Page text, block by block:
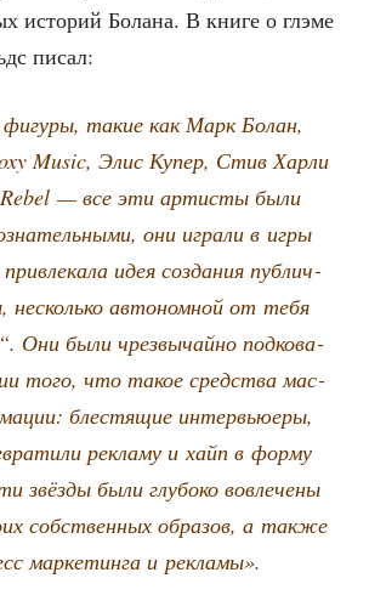
исто­рий Бола­на. В кни­ге о глэме
писал:
такие как Марк Болан,
Music, Элис Купер, Стив Хар­ли
Rebel — все эти арти­сты были
они игра­ли в игры
идея созда­ния пуб­лич­
несколь­ко авто­ном­ной от тебя
Они были чрез­вы­чай­но под­ко­ва­
того, что такое сред­ства мас­
бле­стя­щие интер­вью­е­ры,
рекла­му и хайп в фор­му
звёз­ды были глу­бо­ко вовле­че­ны
соб­ствен­ных обра­зов, а так­же
мар­ке­тин­га и рекламы».